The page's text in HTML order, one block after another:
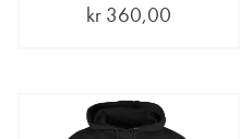
kr 360,00